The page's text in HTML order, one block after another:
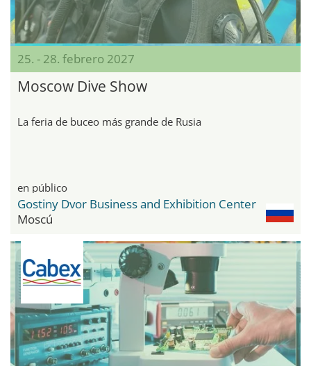
25. - 28. febrero 2027
Moscow Dive Show
La feria de buceo más grande de Rusia
en público
Gostiny Dvor Business and Exhibition Center
Moscú